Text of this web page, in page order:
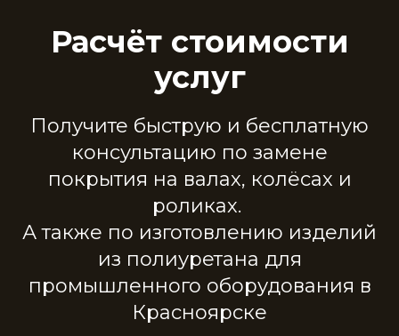
Расчёт стоимости
услуг
Получите быструю и бесплатную
консультацию по замене
покрытия на валах, колёсах и
роликах.
А также по изготовлению изделий
из полиуретана для
промышленного оборудования в
Красноярске